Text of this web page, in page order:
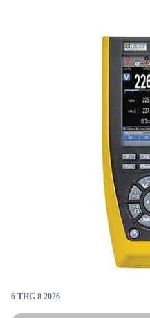
thông số kỹ thuật, ưu
hình của từng sản phẩm
quyết định kỹ thuật trong
6 THG 8 2026